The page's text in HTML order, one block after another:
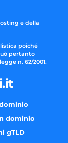
e della
poiché
pertanto
n. 62/2001.
dominio
gTLD